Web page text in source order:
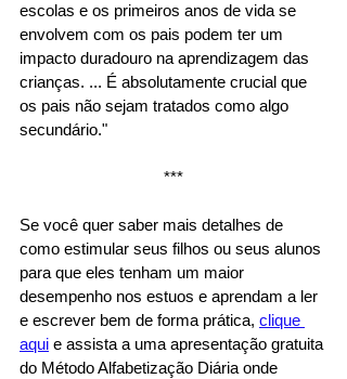
escolas e os primeiros anos de vida se
envolvem com os pais podem ter um
impacto duradouro na aprendizagem das
crianças. ... É absolutamente crucial que
os pais não sejam tratados como algo
secundário."
***
Se você quer saber mais detalhes de
como estimular seus filhos ou seus alunos
para que eles tenham um maior
desempenho nos estuos e aprendam a ler
e escrever bem de forma prática, clique
aqui e assista a uma apresentação gratuita
do Método Alfabetização Diária onde